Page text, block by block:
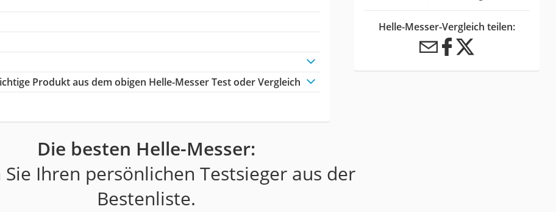
Produkt aus dem obigen Helle-Messer Test oder Vergleich
Helle-Messer-Vergleich teilen:
Die besten Helle-Messer:
Ihren persönlichen Testsieger aus der
Bestenliste.